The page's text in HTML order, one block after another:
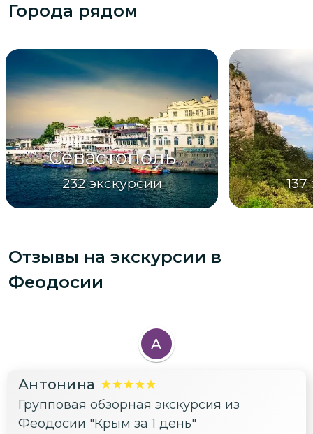
Города рядом
Севастополь
232 экскурсии 137
Отзывы на экскурсии в
Феодосии
А
Антонина
Групповая обзорная экскурсия из
Феодосии "Крым за 1 день"